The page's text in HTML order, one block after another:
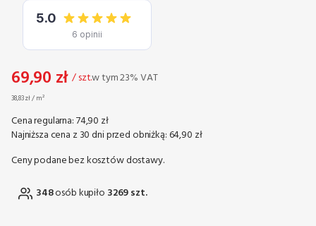
69,90 zł / szt.w tym 23% VAT
w tym23%VAT
38,83 zł / m²
Cena regularna:74,90 zł
Najniższa cena z 30 dni przed obniżką:64,90 zł
Ceny podane bez kosztów dostawy.
348osób kupiło 3269 szt.